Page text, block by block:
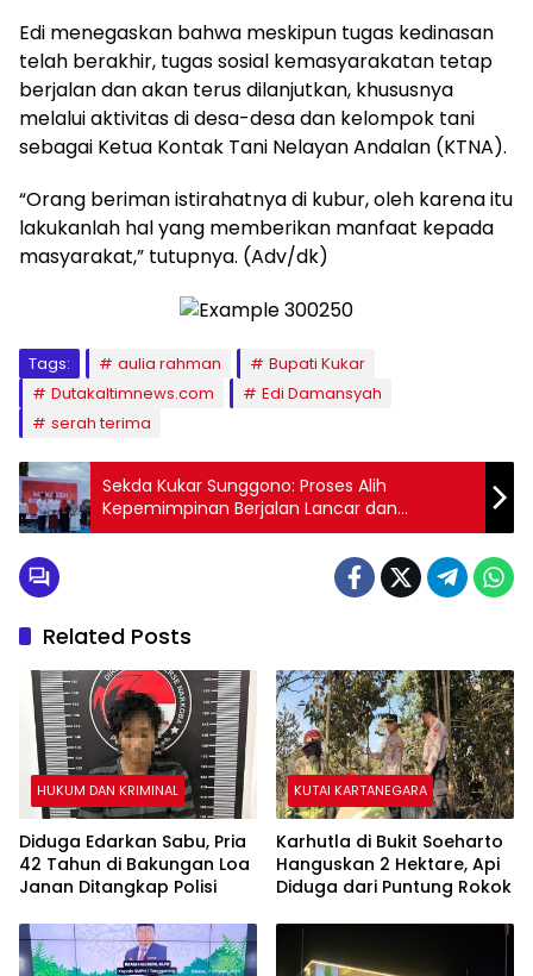
Edi menegaskan bahwa meskipun tugas kedinasan
telah berakhir, tugas sosial kemasyarakatan tetap
berjalan dan akan terus dilanjutkan, khususnya
melalui aktivitas di desa-desa dan kelompok tani
sebagai Ketua Kontak Tani Nelayan Andalan (KTNA).
“Orang beriman istirahatnya di kubur, oleh karena itu
lakukanlah hal yang memberikan manfaat kepada
masyarakat,” tutupnya. (Adv/dk)
Tags: aulia rahman
Bupati Kukar
Dutakaltimnews.com
Edi Damansyah
serah terima
Sekda Kukar Sunggono: Proses Alih
Kepemimpinan Berjalan Lancar dan
Menciptakan Tradisi Baru
Related Posts
HUKUM DAN KRIMINAL
Diduga Edarkan Sabu, Pria
42 Tahun di Bakungan Loa
Janan Ditangkap Polisi
KUTAI KARTANEGARA
Karhutla di Bukit Soeharto
Hanguskan 2 Hektare, Api
Diduga dari Puntung Rokok